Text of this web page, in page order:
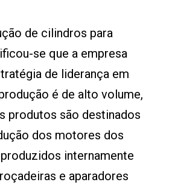
de cilindros para
se que a empresa
de liderança em
é de alto volume,
produtos são destinados
dos motores dos
internamente
e aparadores